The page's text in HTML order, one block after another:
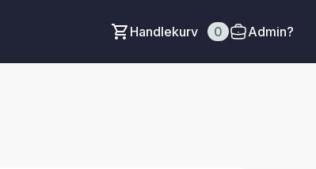
Handlekurv 0 Admin?